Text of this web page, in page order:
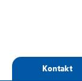
Kontakt